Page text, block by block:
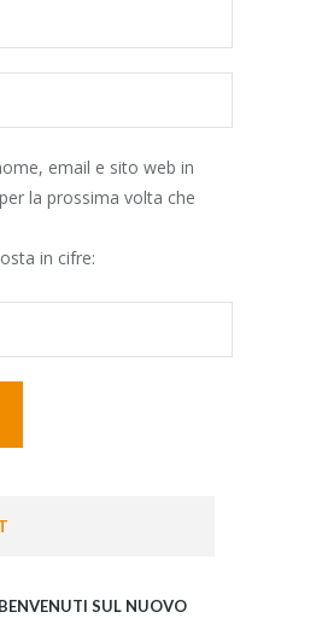
email e sito web in
la prossima volta che
in cifre:
BENVENUTI SUL NUOVO